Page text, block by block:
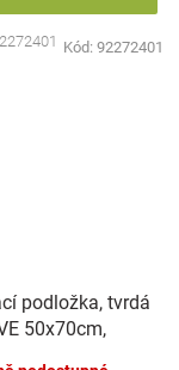
Kód: 92272401
podložka, tvrdá
50x70cm,